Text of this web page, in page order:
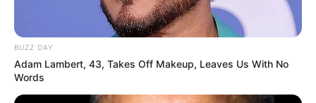
BUZZ DAY
Adam Lambert, 43, Takes Off Makeup, Leaves Us With No
Words